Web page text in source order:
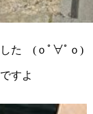
した (ｏﾟ∀ﾟｏ)
すよ